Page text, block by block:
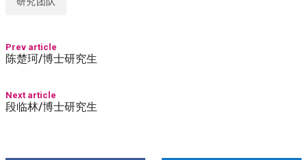
Prev article
陈楚珂/博士研究生
Next article
段临林/博士研究生